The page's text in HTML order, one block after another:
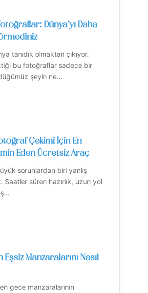
Dünya’yı Daha
tanıdık olmaktan çıkıyor.
bu fotoğraflar sadece bir
şeyin ne…
Çekimi İçin En
Eden Ücretsiz Araç
sorunlardan biri yanlış
Saatler süren hazırlık, uzun yol
Manzaralarını Nasıl
gece manzaralarının